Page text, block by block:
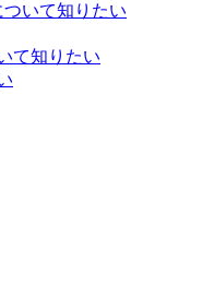
いて知りたい
て知りたい